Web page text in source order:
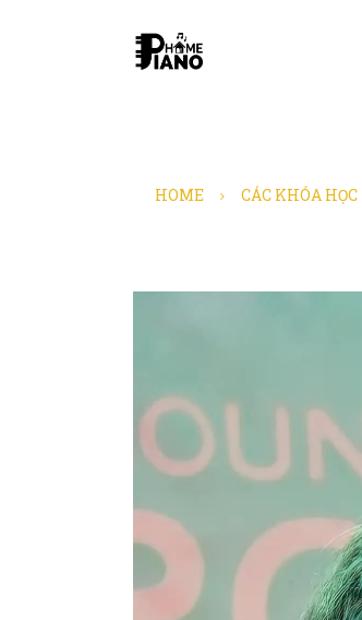
HOME CÁC KHÓA HỌC